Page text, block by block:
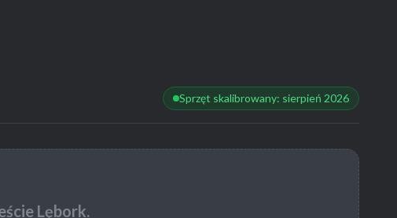
Sprzęt skalibrowany: sierpień 2026
Lębork.